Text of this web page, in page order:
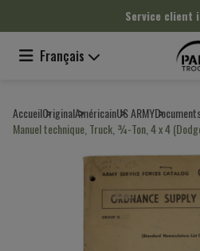
Service client
Français
AccueilOriginalAméricainUS ARMY
Manuel technique, Truck, ¾-Ton, 4 x 4